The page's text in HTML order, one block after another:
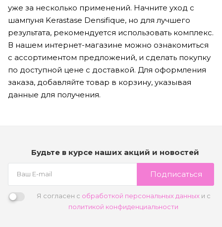
уже за несколько применений. Начните уход с
шампуня Kerastase Densifique, но для лучшего
результата, рекомендуется использовать комплекс.
В нашем интернет-магазине можно ознакомиться
с ассортиментом предложений, и сделать покупку
по доступной цене с доставкой. Для оформления
заказа, добавляйте товар в корзину, указывая
данные для получения.
Будьте в курсе наших акций и новостей
Подписаться
Я согласен с обработкой персональных данных и с
политикой конфиденциальности